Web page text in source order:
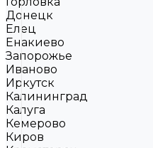
Донецк
Елец
Енакиево
Запорожье
Иваново
Иркутск
Калининград
Калуга
Кемерово
Киров